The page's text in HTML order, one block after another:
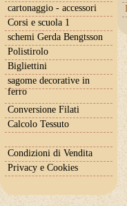
cartonaggio - accessori
Corsi e scuola 1
schemi Gerda Bengtsson
Polistirolo
Bigliettini
sagome decorative in
ferro
Conversione Filati
Calcolo Tessuto
Condizioni di Vendita
Privacy e Cookies